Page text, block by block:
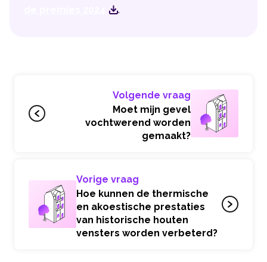
.
Volgende vraag
Moet mijn gevel
vochtwerend worden
gemaakt?
Vorige vraag
Hoe kunnen de thermische
en akoestische prestaties
van historische houten
vensters worden verbeterd?